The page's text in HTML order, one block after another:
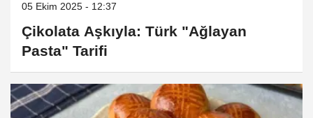
05 Ekim 2025 - 12:37
Çikolata Aşkıyla: Türk "Ağlayan
Pasta" Tarifi